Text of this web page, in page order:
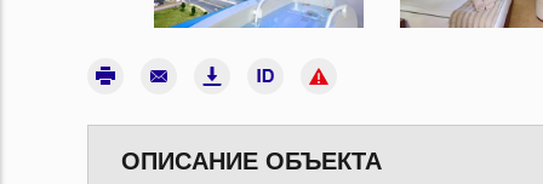
ОПИСАНИЕ ОБЪЕКТА